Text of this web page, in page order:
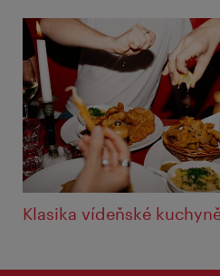
Klasika vídeňské